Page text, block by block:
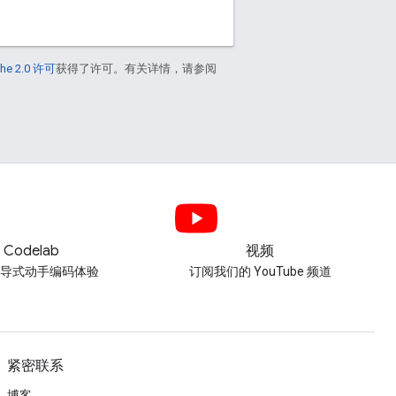
2.0 许可获得了许可。有关详情，请参阅
Codelab
式动手编码体验
视频
订阅我们的 YouTube 频道
紧密联系